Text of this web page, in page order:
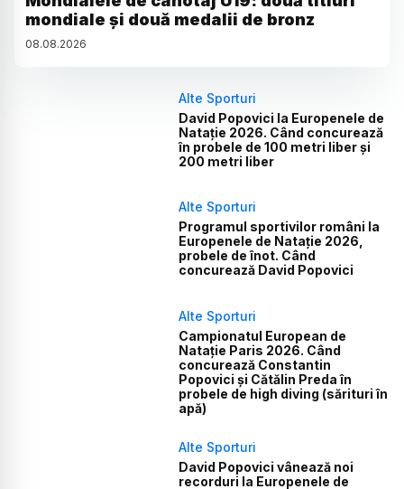
mondiale și două medalii de bronz
08.08.2026
Alte Sporturi
David Popovici la Europenele de
Natație 2026. Când concurează
în probele de 100 metri liber și
200 metri liber
Alte Sporturi
Programul sportivilor români la
Europenele de Natație 2026,
probele de înot. Când
concurează David Popovici
Alte Sporturi
Campionatul European de
Natație Paris 2026. Când
concurează Constantin
Popovici și Cătălin Preda în
probele de high diving (sărituri în
apă)
Alte Sporturi
David Popovici vânează noi
recorduri la Europenele de